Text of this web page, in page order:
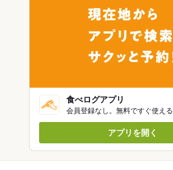
食べログアプリ
会員登録なし。無料ですぐ使える
アプリを開く